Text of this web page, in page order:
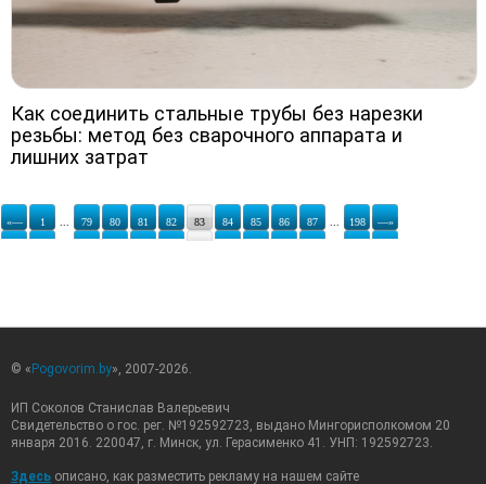
Как соединить стальные трубы без нарезки
резьбы: метод без сварочного аппарата и
лишних затрат
«— 1 79 80 81 82 83 84 85 86 87 198 —»
© «Pogovorim.by», 2007-2026.
ИП Соколов Станислав Валерьевич
Свидетельство о гос. рег. №192592723, выдано Мингорисполкомом 20
января 2016. 220047, г. Минск, ул. Герасименко 41. УНП: 192592723.
Здесь описано, как разместить рекламу на нашем сайте